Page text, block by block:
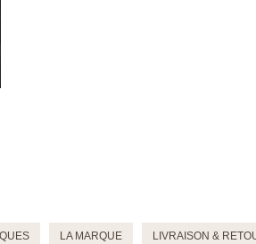
LA MARQUE LIVRAISON &